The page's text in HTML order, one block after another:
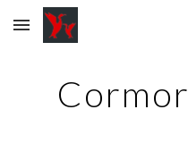
Skip to main content